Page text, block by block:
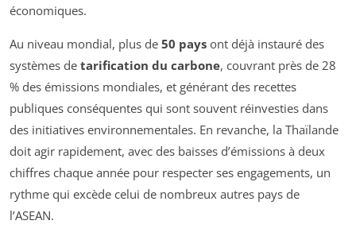
économiques.
Au niveau mondial, plus de 50 pays ont déjà instauré des
systèmes de tarification du carbone, couvrant près de 28
% des émissions mondiales, et générant des recettes
publiques conséquentes qui sont souvent réinvesties dans
des initiatives environnementales. En revanche, la Thaïlande
doit agir rapidement, avec des baisses d’émissions à deux
chiffres chaque année pour respecter ses engagements, un
rythme qui excède celui de nombreux autres pays de
l’ASEAN.